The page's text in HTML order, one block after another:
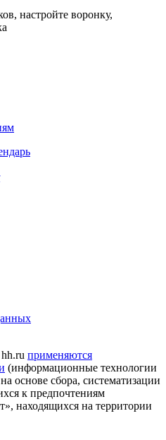
настройте воронку,
применяются
(информационные технологии
основе сбора, систематизации
к предпочтениям
находящихся на территории